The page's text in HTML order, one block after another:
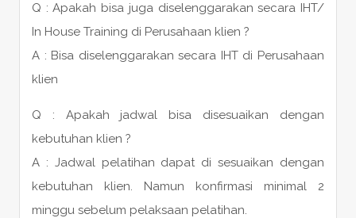
Q : Apakah bisa juga diselenggarakan secara IHT/
In House Training di Perusahaan klien ?
A : Bisa diselenggarakan secara IHT di Perusahaan
klien
Q : Apakah jadwal bisa disesuaikan dengan
kebutuhan klien ?
A : Jadwal pelatihan dapat di sesuaikan dengan
kebutuhan klien. Namun konfirmasi minimal 2
minggu sebelum pelaksaan pelatihan.